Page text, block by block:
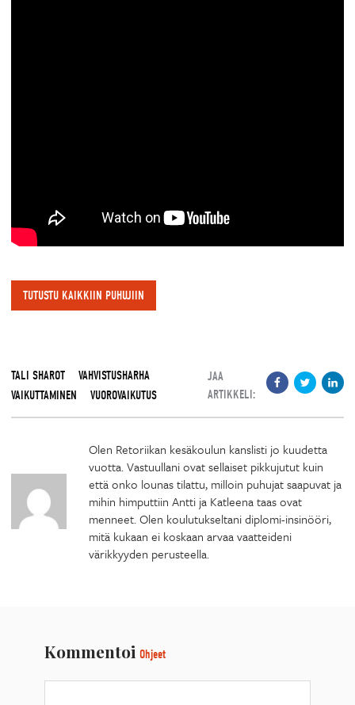
TUTUSTU KAIKKIIN PUHUJIIN
TALI SHAROT
VAHVISTUSHARHA
VAIKUTTAMINEN
VUOROVAIKUTUS
JAA
ARTIKKELI:
Olen Retoriikan kesäkoulun kanslisti jo kuudetta
vuotta. Vastuullani ovat sellaiset pikkujutut kuin
että onko lounas tilattu, milloin puhujat saapuvat ja
mihin himputtiin Antti ja Katleena taas ovat
menneet. Olen koulutukseltani diplomi-insinööri,
mitä kukaan ei koskaan arvaa vaatteideni
värikkyyden perusteella.
Kommentoi Ohjeet